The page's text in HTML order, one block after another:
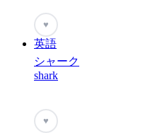
♥
英語
シャーク
shark
♥